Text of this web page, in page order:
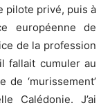
pilote privé, puis à
européenne de
de la profession
fallait cumuler au
‘murissement’
Calédonie. J’ai